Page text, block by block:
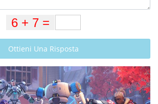
Ottieni Una Risposta